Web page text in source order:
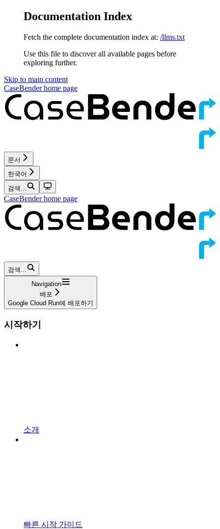
Documentation Index
Fetch the complete documentation index at: /llms.txt
Use this file to discover all available pages before
exploring further.
Skip to main content
CaseBenderhome page
문서
한국어
검색...
CaseBenderhome page
검색...
Navigation
배포
Google Cloud Run에 배포하기
시작하기
소개
빠른 시작 가이드